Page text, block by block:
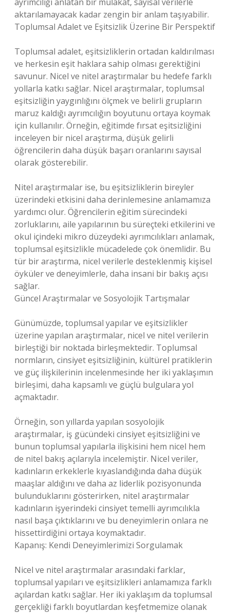
aktarılamayacak kadar zengin bir anlam taşıyabilir.
Toplumsal Adalet ve Eşitsizlik Üzerine Bir Perspektif
Toplumsal adalet, eşitsizliklerin ortadan kaldırılması
ve herkesin eşit haklara sahip olması gerektiğini
savunur. Nicel ve nitel araştırmalar bu hedefe farklı
yollarla katkı sağlar. Nicel araştırmalar, toplumsal
eşitsizliğin yaygınlığını ölçmek ve belirli grupların
maruz kaldığı ayrımcılığın boyutunu ortaya koymak
için kullanılır. Örneğin, eğitimde fırsat eşitsizliğini
inceleyen bir nicel araştırma, düşük gelirli
öğrencilerin daha düşük başarı oranlarını sayısal
olarak gösterebilir.
Nitel araştırmalar ise, bu eşitsizliklerin bireyler
üzerindeki etkisini daha derinlemesine anlamamıza
yardımcı olur. Öğrencilerin eğitim sürecindeki
zorluklarını, aile yapılarının bu süreçteki etkilerini ve
okul içindeki mikro düzeydeki ayrımcılıkları anlamak,
toplumsal eşitsizlikle mücadelede çok önemlidir. Bu
tür bir araştırma, nicel verilerle desteklenmiş kişisel
öyküler ve deneyimlerle, daha insani bir bakış açısı
sağlar.
Güncel Araştırmalar ve Sosyolojik Tartışmalar
Günümüzde, toplumsal yapılar ve eşitsizlikler
üzerine yapılan araştırmalar, nicel ve nitel verilerin
birleştiği bir noktada birleşmektedir. Toplumsal
normların, cinsiyet eşitsizliğinin, kültürel pratiklerin
ve güç ilişkilerinin incelenmesinde her iki yaklaşımın
birleşimi, daha kapsamlı ve güçlü bulgulara yol
açmaktadır.
Örneğin, son yıllarda yapılan sosyolojik
araştırmalar, iş gücündeki cinsiyet eşitsizliğini ve
bunun toplumsal yapılarla ilişkisini hem nicel hem
de nitel bakış açılarıyla incelemiştir. Nicel veriler,
kadınların erkeklerle kıyaslandığında daha düşük
maaşlar aldığını ve daha az liderlik pozisyonunda
bulunduklarını gösterirken, nitel araştırmalar
kadınların işyerindeki cinsiyet temelli ayrımcılıkla
nasıl başa çıktıklarını ve bu deneyimlerin onlara ne
hissettirdiğini ortaya koymaktadır.
Kapanış: Kendi Deneyimlerimizi Sorgulamak
Nicel ve nitel araştırmalar arasındaki farklar,
toplumsal yapıları ve eşitsizlikleri anlamamıza farklı
açılardan katkı sağlar. Her iki yaklaşım da toplumsal
gerçekliği farklı boyutlardan keşfetmemize olanak